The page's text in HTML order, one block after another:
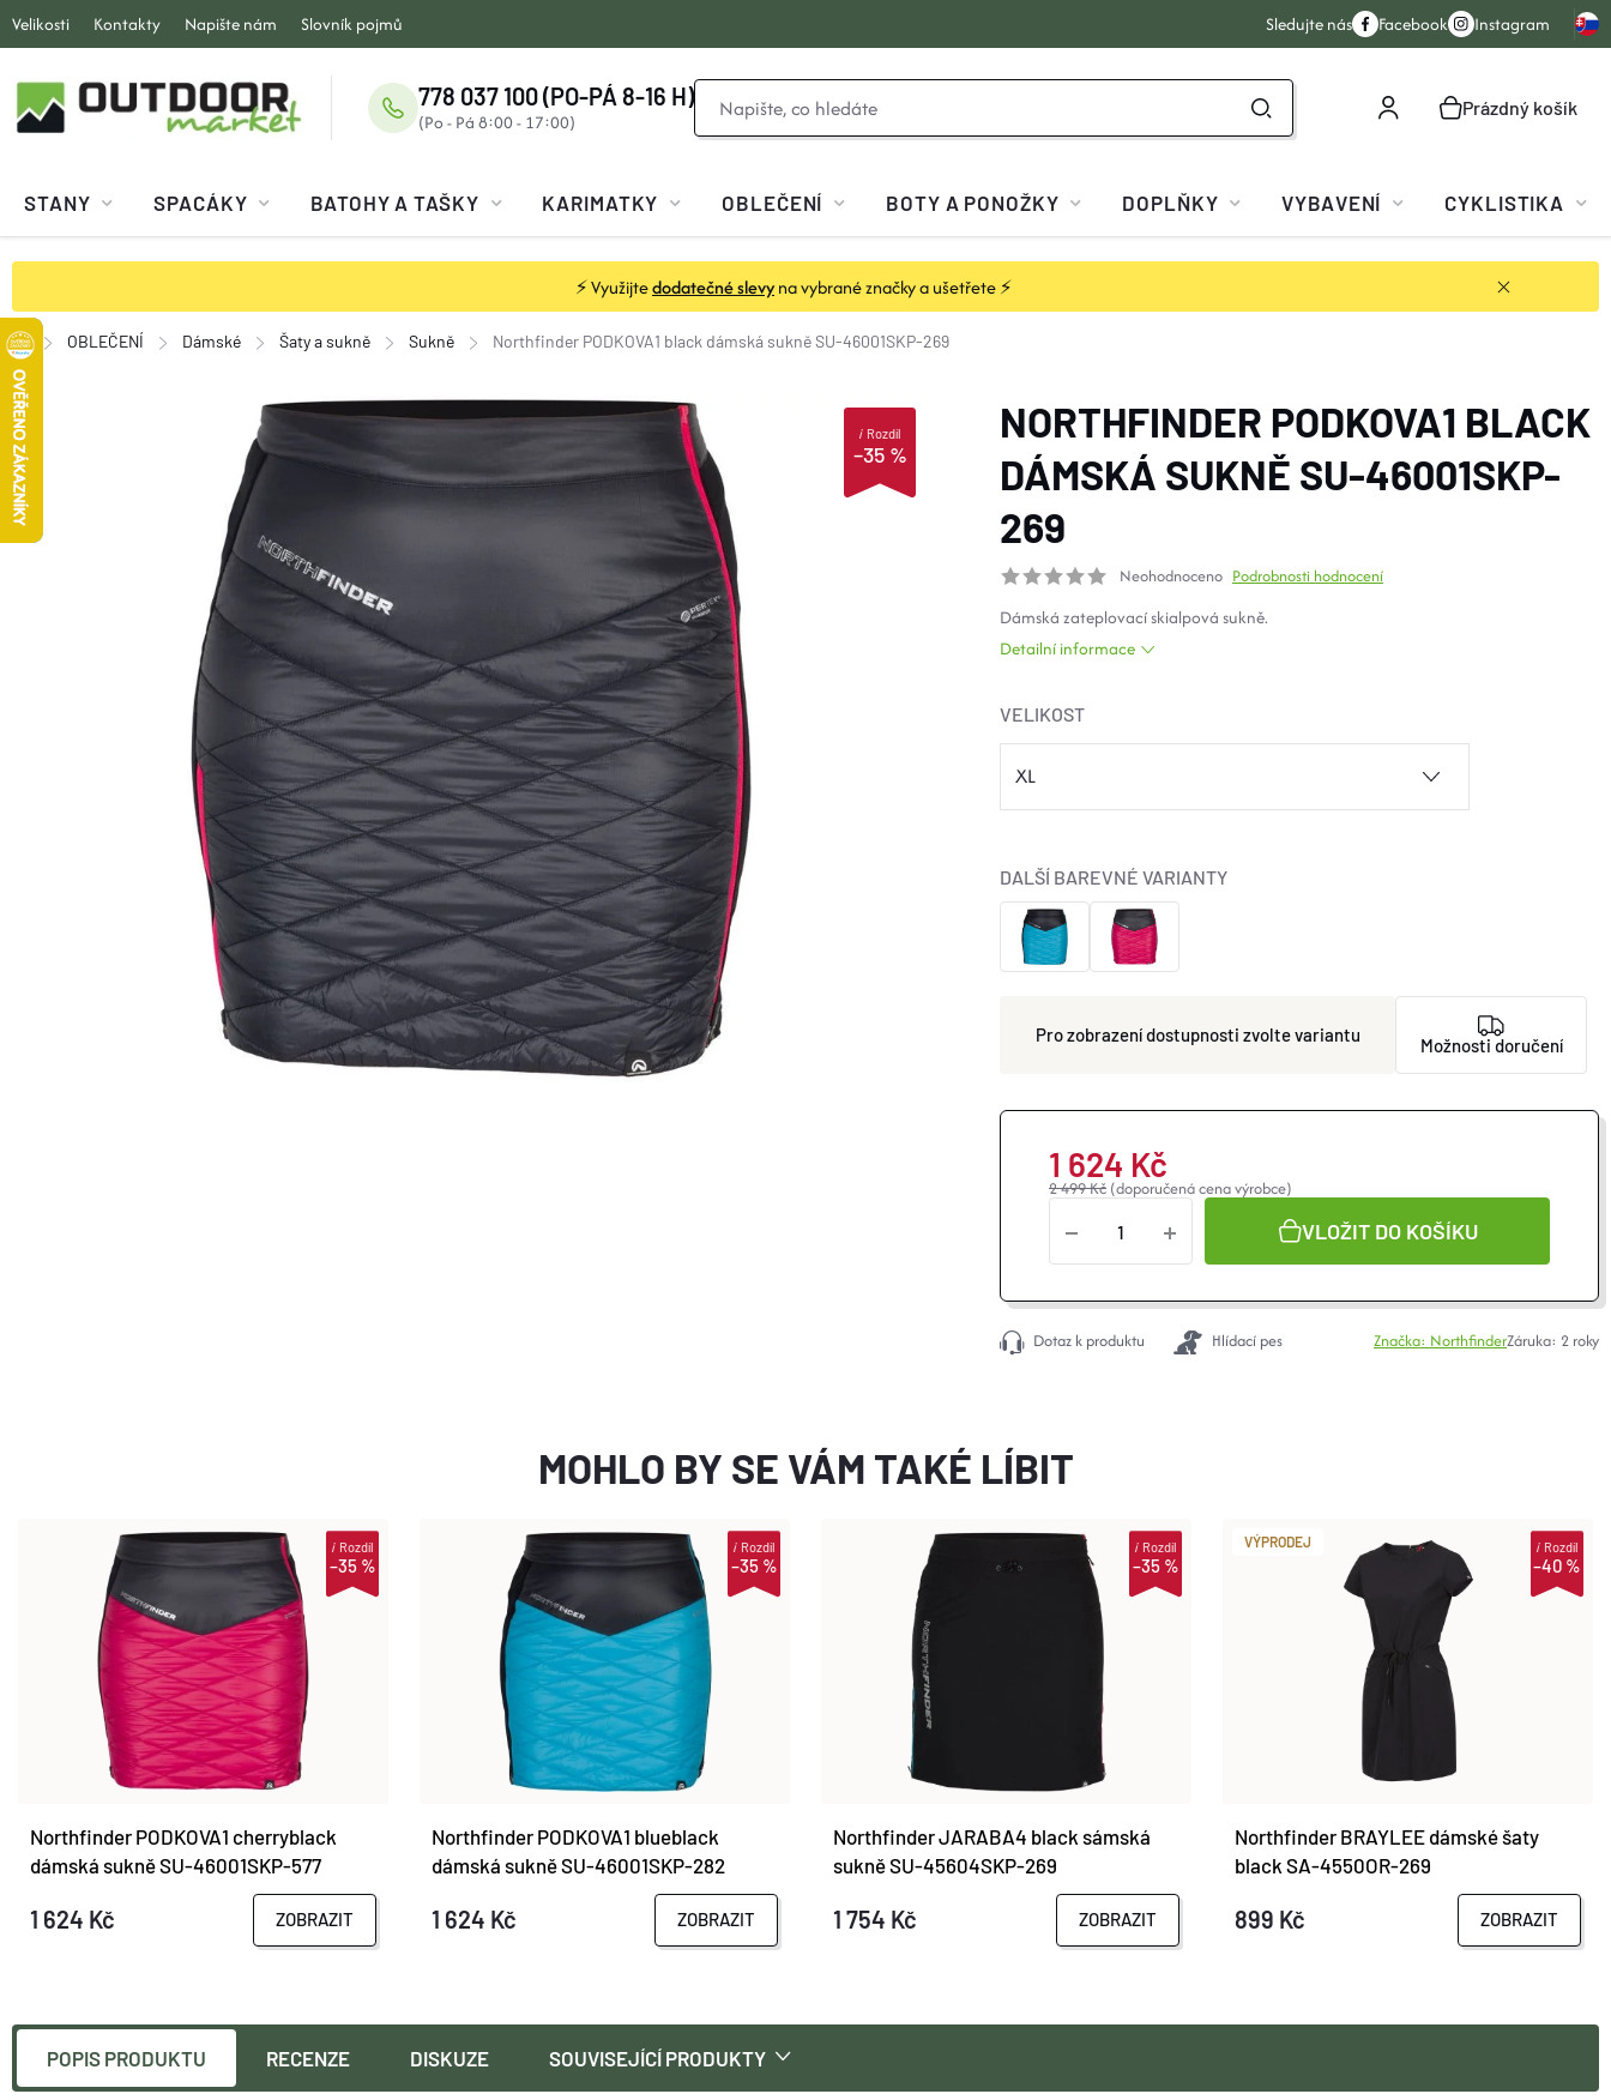
Přejít
na
obsah
⚡ Využijtedodatečné slevyna vybrané značky a ušetřete ⚡
Velikosti Kontakty Napište nám Slovník pojmů Sledujte nás Facebook Instagram
NÁKUPNÍ
Prázdný košík
778 037 100 (PO-PÁ 8-16 H)
STANY SPACÁKY BATOHY A TAŠKY KARIMATKY OBLEČENÍ BOTY A PONOŽKY DOPLŇKY VYBAVENÍ CYKLISTIKA
Domů
OBLEČENÍ Dámské Šaty a sukně Sukně Northfinder PODKOVA1 black dámská sukně SU-46001SKP-269
–35 %
iRozdíl
NORTHFINDER PODKOVA1 BLACK
DÁMSKÁ SUKNĚ SU-46001SKP-
269
Neohodnoceno Podrobnosti hodnocení
Dámská zateplovací skialpová sukně.
Detailní informace
VELIKOST
zvolte variantu
DALŠÍ BAREVNÉ VARIANTY
Možnosti doručení
2 499 Kč (doporučená cena výrobce)
1 624 Kč
VLOŽIT DO KOŠÍKU
Dotaz k produktu Hlídací pes Značka: NorthfinderZáruka: 2 roky
MOHLO BY SE VÁM TAKÉ LÍBIT
–35 %
iRozdíl
Northfinder PODKOVA1 cherryblack
dámská sukně SU-46001SKP-577
1 624 Kč ZOBRAZIT
–35 %
iRozdíl
Northfinder PODKOVA1 blueblack
dámská sukně SU-46001SKP-282
1 624 Kč ZOBRAZIT
–35 %
iRozdíl
Northfinder JARABA4 black sámská
sukně SU-45604SKP-269
1 754 Kč ZOBRAZIT
VÝPRODEJ
–40 %
iRozdíl
Northfinder BRAYLEE dámské šaty
black SA-4550OR-269
899 Kč ZOBRAZIT
POPIS PRODUKTU RECENZE DISKUZE SOUVISEJÍCÍ PRODUKTY